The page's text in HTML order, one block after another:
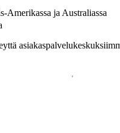
Amerikassa ja Australiassa